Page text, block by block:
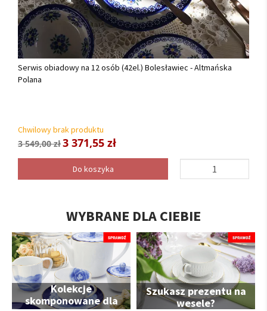
Serwis obiadowy na 12 osób (42el.) Bolesławiec - Altmańska
Polana
Chwilowy brak produktu
3 549,00 zł3 371,55 zł
Do koszyka
WYBRANE DLA CIEBIE
Kolekcje
skomponowane dla
Szukasz prezentu na
wesele?